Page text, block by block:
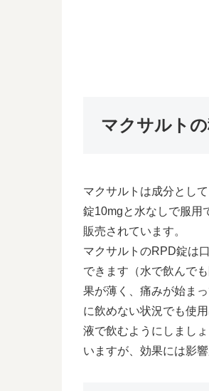
マクサルト
マクサルトは成分とし
錠10mgと水なしで服用
販売されています。
マクサルトのRPD錠は
できます（水で飲んで
果が薄く、痛みが始ま
に飲めない状況でも使
液で飲むようにしまし
いますが、効果には影